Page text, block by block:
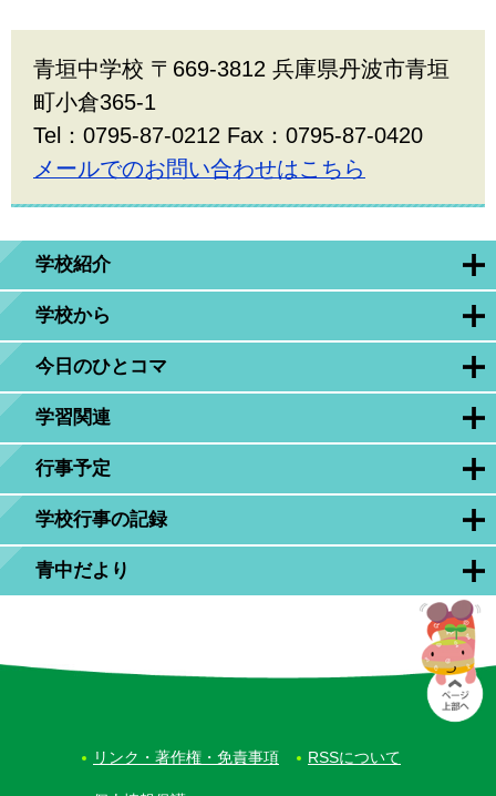
学校紹介
学校から
今日のひとコマ
学習関連
行事予定
学校行事の記録
青中だより
青垣中学校 〒669-3812 兵庫県丹波市青垣
町小倉365-1
Tel：0795-87-0212 Fax：0795-87-0420
メールでのお問い合わせはこちら
リンク・著作権・免責事項 RSSについて